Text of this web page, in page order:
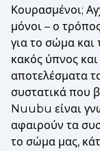
Κουρασμένοι;
μόνοι – ο
για το σώμα και
κακός ύπνος
αποτελέσματα
συστατικά που
Nuubu είναι
αφαιρούν τα
το σώμα μας,